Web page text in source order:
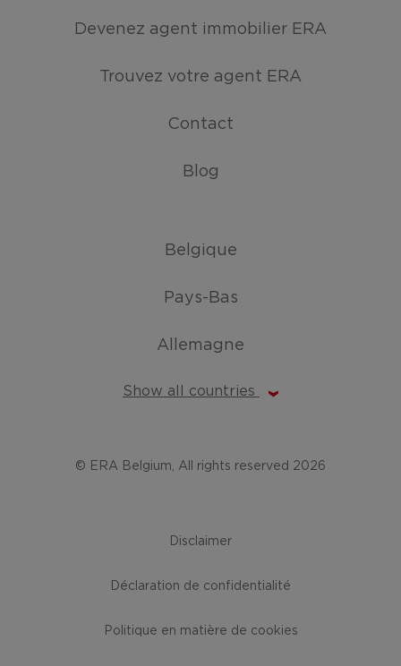
Devenez agent immobilier ERA
Trouvez votre agent ERA
Contact
Blog
Belgique
Pays-Bas
Allemagne
Show all countries
© ERA Belgium, All rights reserved 2026
Disclaimer
Déclaration de confidentialité
Politique en matière de cookies